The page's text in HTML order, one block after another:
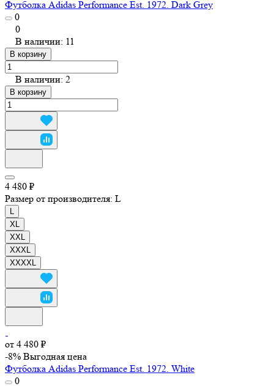
Футболка Adidas Performance Est. 1972. Dark Grey
0
0
В наличии: 11
В корзину
В наличии: 2
В корзину
4 480 ₽
Размер от производителя: L
XL
XXL
XXXL
XXXXL
от 4 480 ₽
-8% Выгодная цена
Футболка Adidas Performance Est. 1972. White
0